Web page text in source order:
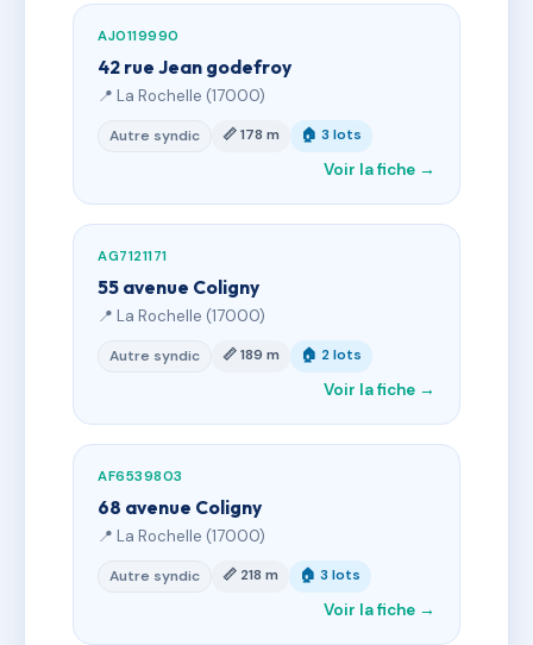
AJ0119990
42 rue Jean godefroy
📍 La Rochelle (17000)
Autre syndic 📏 178 m 🏠 3 lots
Voir la fiche →
AG7121171
55 avenue Coligny
📍 La Rochelle (17000)
Autre syndic 📏 189 m 🏠 2 lots
Voir la fiche →
AF6539803
68 avenue Coligny
📍 La Rochelle (17000)
Autre syndic 📏 218 m 🏠 3 lots
Voir la fiche →